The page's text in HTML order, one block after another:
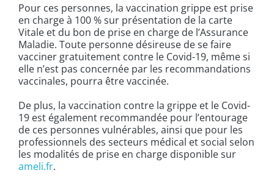
Pour ces personnes, la vaccination grippe est prise
en charge à 100 % sur présentation de la carte
Vitale et du bon de prise en charge de l’Assurance
Maladie. Toute personne désireuse de se faire
vacciner gratuitement contre le Covid-19, même si
elle n’est pas concernée par les recommandations
vaccinales, pourra être vaccinée.
De plus, la vaccination contre la grippe et le Covid-
19 est également recommandée pour l’entourage
de ces personnes vulnérables, ainsi que pour les
professionnels des secteurs médical et social selon
les modalités de prise en charge disponible sur
ameli.fr.